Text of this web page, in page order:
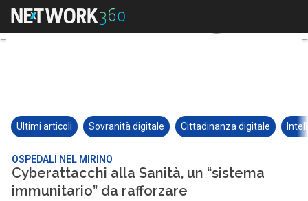
Ultimi articoli Sovranità digitale Cittadinanza digitale
OSPEDALI NEL MIRINO
Cyberattacchi alla Sanità, un “sistema
immunitario” da rafforzare